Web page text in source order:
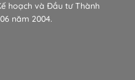
hoạch và Đầu tư Thành
năm 2004.